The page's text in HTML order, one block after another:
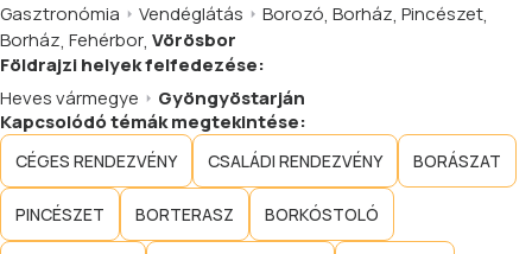
Gasztronómia
Vendéglátás Borozó, Borház, Pincészet,
Borház, Fehérbor, Vörösbor
Földrajzi helyek felfedezése:
Heves vármegye
Gyöngyöstarján
Kapcsolódó témák megtekintése:
CÉGES RENDEZVÉNY CSALÁDI RENDEZVÉNY BORÁSZAT
PINCÉSZET BORTERASZ BORKÓSTOLÓ